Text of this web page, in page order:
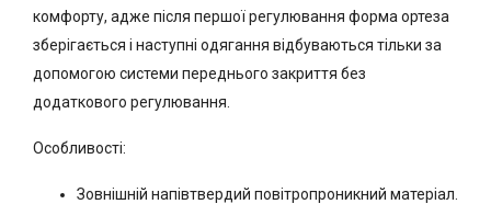
комфорту, адже після першої регулювання форма ортеза
зберігається і наступні одягання відбуваються тільки за
допомогою системи переднього закриття без
додаткового регулювання.
Особливості:
Зовнішній напівтвердий повітропроникний матеріал.